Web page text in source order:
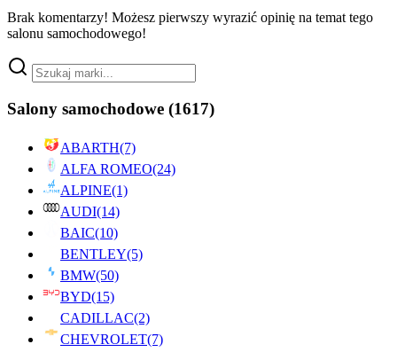
Brak komentarzy! Możesz pierwszy wyrazić opinię na temat tego
salonu samochodowego!
Salony samochodowe (1617)
ABARTH(7)
ALFA ROMEO(24)
ALPINE(1)
AUDI(14)
BAIC(10)
BENTLEY(5)
BMW(50)
BYD(15)
CADILLAC(2)
CHEVROLET(7)